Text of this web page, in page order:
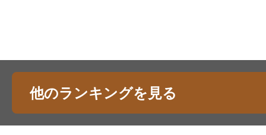
他のランキングを見る